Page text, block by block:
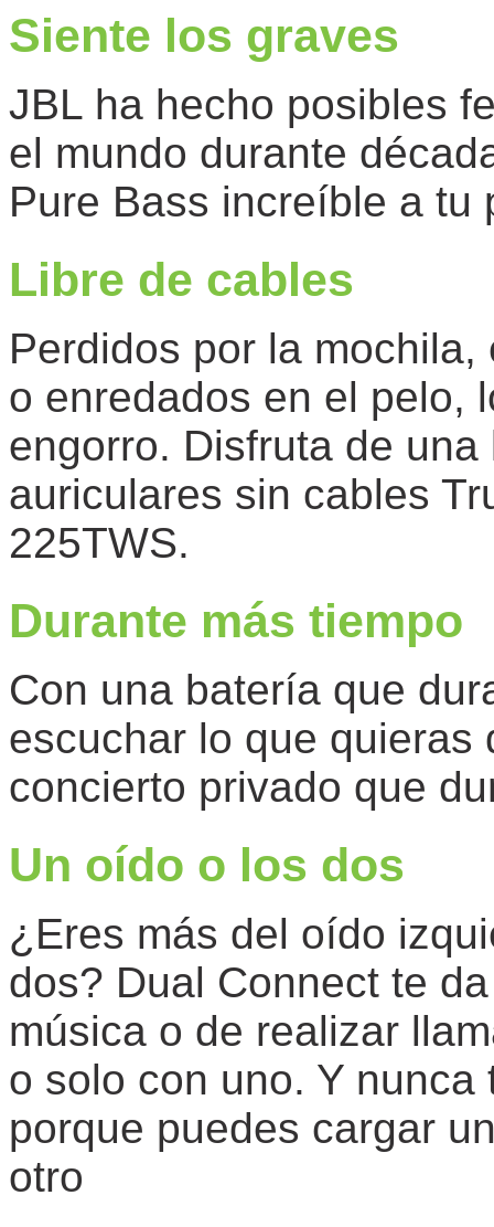
Siente los graves
JBL ha hecho posibles
el mundo durante
Pure Bass increíble a tu
Libre de cables
Perdidos por la
o enredados en el pelo,
engorro. Disfruta de
auriculares sin cables
225TWS.
Durante más tiempo
Con una batería que
escuchar lo que
concierto privado que
Un oído o los dos
¿Eres más del oído
dos? Dual Connect te
música o de realizar
o solo con uno. Y
porque puedes cargar
otro